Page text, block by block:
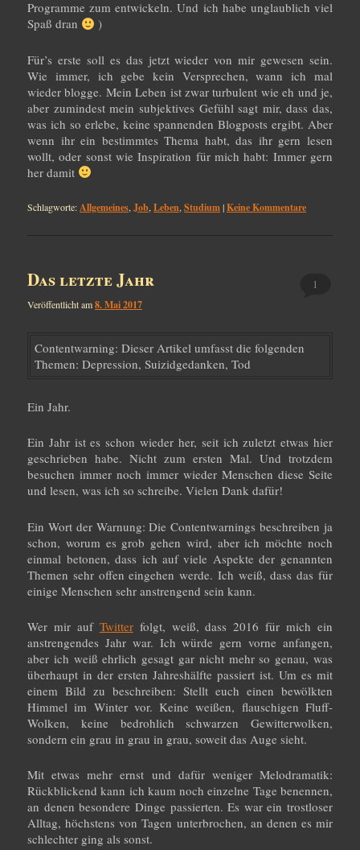
Programme zum entwickeln. Und ich habe unglaublich viel
Spaß dran
)
Für’s erste soll es das jetzt wieder von mir gewesen sein.
Wie immer, ich gebe kein Versprechen, wann ich mal
wieder blogge. Mein Leben ist zwar turbulent wie eh und je,
aber zumindest mein subjektives Gefühl sagt mir, dass das,
was ich so erlebe, keine spannenden Blogposts ergibt. Aber
wenn ihr ein bestimmtes Thema habt, das ihr gern lesen
wollt, oder sonst wie Inspiration für mich habt: Immer gern
her damit
Schlagworte:Allgemeines,Job,Leben,Studium|Keine Kommentare
Das letzte Jahr
Veröffentlicht am8. Mai 2017
1
Contentwarning: Dieser Artikel umfasst die folgenden
Themen: Depression, Suizidgedanken, Tod
Ein Jahr.
Ein Jahr ist es schon wieder her, seit ich zuletzt etwas hier
geschrieben habe. Nicht zum ersten Mal. Und trotzdem
besuchen immer noch immer wieder Menschen diese Seite
und lesen, was ich so schreibe. Vielen Dank dafür!
Ein Wort der Warnung: Die Contentwarnings beschreiben ja
schon, worum es grob gehen wird, aber ich möchte noch
einmal betonen, dass ich auf viele Aspekte der genannten
Themen sehr offen eingehen werde. Ich weiß, dass das für
einige Menschen sehr anstrengend sein kann.
Wer mir auf Twitterfolgt, weiß, dass 2016 für mich ein
anstrengendes Jahr war. Ich würde gern vorne anfangen,
aber ich weiß ehrlich gesagt gar nicht mehr so genau, was
überhaupt in der ersten Jahreshälfte passiert ist. Um es mit
einem Bild zu beschreiben: Stellt euch einen bewölkten
Himmel im Winter vor. Keine weißen, flauschigen Fluff-
Wolken, keine bedrohlich schwarzen Gewitterwolken,
sondern ein grau in grau in grau, soweit das Auge sieht.
Mit etwas mehr ernst und dafür weniger Melodramatik:
Rückblickend kann ich kaum noch einzelne Tage benennen,
an denen besondere Dinge passierten. Es war ein trostloser
Alltag, höchstens von Tagen unterbrochen, an denen es mir
schlechter ging als sonst.